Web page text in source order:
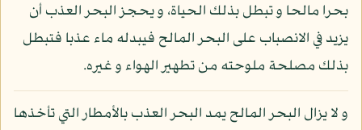
بحرا مالحا و تبطل بذلك الحياة، و يحجز البحر العذب أن
يزيد في الانصباب على البحر المالح فيبدله ماء عذبا فتبطل
بذلك مصلحة ملوحته من تطهير الهواء و غيره.
و لا يزال البحر المالح يمد البحر العذب بالأمطار التي تأخذها